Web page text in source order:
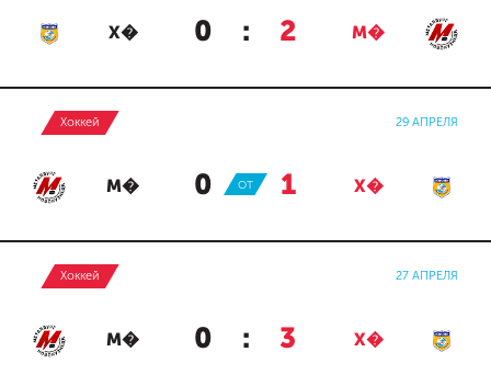
Х� 0 : 2 М�
Хоккей 29 АПРЕЛЯ
М� 0 : 1 Х�
ОТ
Хоккей 27 АПРЕЛЯ
М� 0 : 3 Х�